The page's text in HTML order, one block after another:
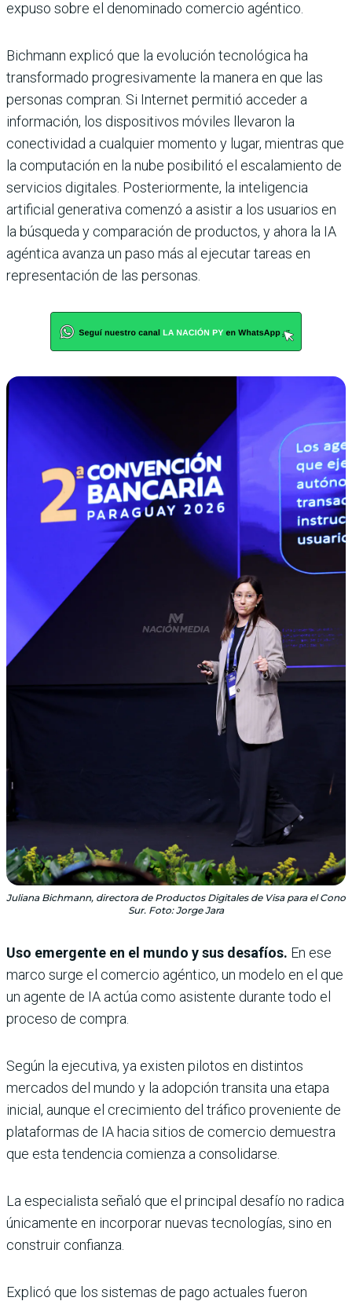
expuso sobre el denominado comercio agéntico.
Bichmann explicó que la evolución tecnológica ha
transformado progresivamente la manera en que las
personas compran. Si Internet permitió acceder a
información, los dispositivos móviles llevaron la
conectividad a cualquier momento y lugar, mientras que
la computación en la nube posibilitó el escalamiento de
servicios digitales. Posteriormente, la inteligencia
artificial generativa comenzó a asistir a los usuarios en
la búsqueda y comparación de productos, y ahora la IA
agéntica avanza un paso más al ejecutar tareas en
representación de las personas.
Juliana Bichmann, directora de Productos Digitales de Visa para el Cono
Sur. Foto: Jorge Jara
Uso emergente en el mundo y sus desafíos. En ese
marco surge el comercio agéntico, un modelo en el que
un agente de IA actúa como asistente durante todo el
proceso de compra.
Según la ejecutiva, ya existen pilotos en distintos
mercados del mundo y la adopción transita una etapa
inicial, aunque el crecimiento del tráfico proveniente de
plataformas de IA hacia sitios de comercio demuestra
que esta tendencia comienza a consolidarse.
La especialista señaló que el principal desafío no radica
únicamente en incorporar nuevas tecnologías, sino en
construir confianza.
Explicó que los sistemas de pago actuales fueron